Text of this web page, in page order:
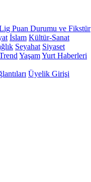
Puan Durumu ve Fikstür
İslam Kültür-Sanat
Seyahat Siyaset
YaşamYurt Haberleri
Üyelik Girişi